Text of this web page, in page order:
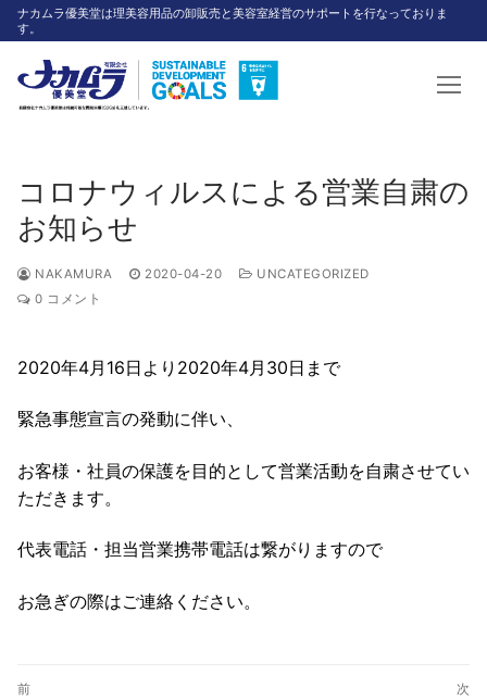
ン
ナカムラ優美堂は理美容用品の卸販売と美容室経営のサポートを行なっておりま
す。
コロナウィルスによる営業自粛の
お知らせ
NAKAMURA 2020-04-20
UNCATEGORIZED
0 コメント
2020年4月16日より2020年4月30日まで
緊急事態宣言の発動に伴い、
お客様・社員の保護を目的として営業活動を自粛させてい
ただきます。
代表電話・担当営業携帯電話は繋がりますので
お急ぎの際はご連絡ください。
投
前 次